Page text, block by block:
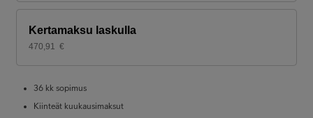
Kertamaksu laskulla
470,91 €
36 kk sopimus
Kiinteät kuukausimaksut